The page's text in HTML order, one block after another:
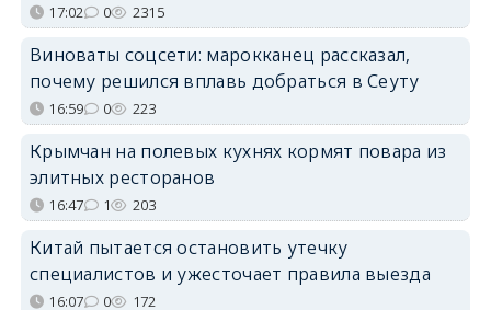
17:02 0 2315
Виноваты соцсети: марокканец рассказал,
почему решился вплавь добраться в Сеуту
16:59 0 223
Крымчан на полевых кухнях кормят повара из
элитных ресторанов
16:47 1 203
Китай пытается остановить утечку
специалистов и ужесточает правила выезда
16:07 0 172